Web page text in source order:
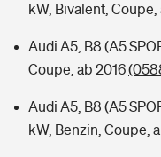
kW, Bivalent, Coupe,
Audi A5, B8 (A5
Coupe, ab 2016
Audi A5, B8 (A5
kW, Benzin, Coupe,